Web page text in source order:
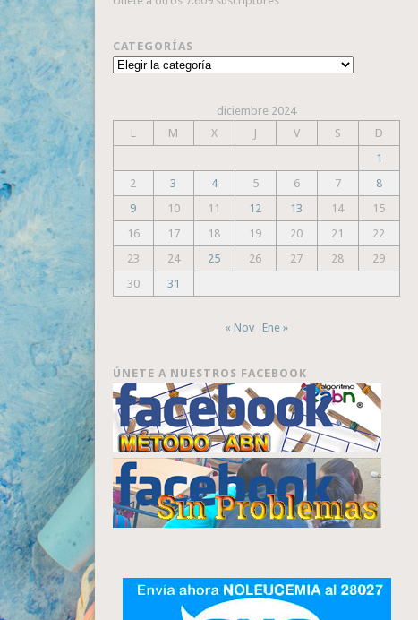
CATEGORÍAS
Categorías
diciembre 2024
L
M X J V S
D
1
2
3 4 5 6 7
8
9
10 11 12 13 14
15
16
17 18 19 20 21
22
23
24 25 26 27 28
29
30
31
« Nov Ene »
ÚNETE A NUESTROS FACEBOOK